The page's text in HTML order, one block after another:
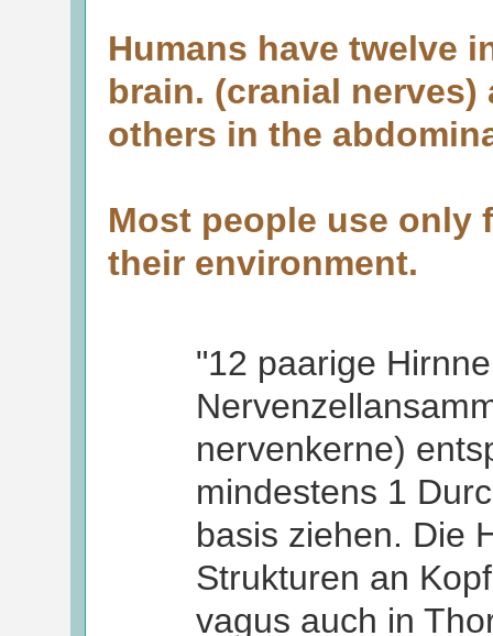
Humans have twelve
brain. (cranial nerves)
others in the
Most people use only
their environment.
"12 paa­rige
nerven­kerne)
mindestens 1
basis ziehen. Die
Strukturen an
va­gus auch in